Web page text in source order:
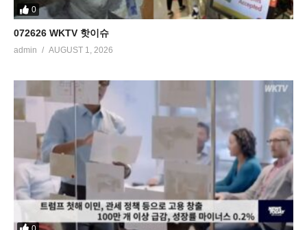
0
072626 WKTV 핫이슈
admin AUGUST 1, 2026